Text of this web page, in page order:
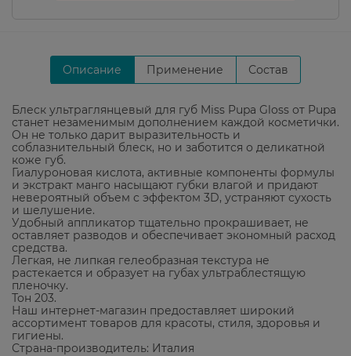
Описание Применение Состав
Блеск ультраглянцевый для губ Miss Pupa Gloss от Pupa
станет незаменимым дополнением каждой косметички.
Он не только дарит выразительность и
соблазнительный блеск, но и заботится о деликатной
коже губ.
Гиалуроновая кислота, активные компоненты формулы
и экстракт манго насыщают губки влагой и придают
невероятный объем с эффектом 3D, устраняют сухость
и шелушение.
Удобный аппликатор тщательно прокрашивает, не
оставляет разводов и обеспечивает экономный расход
средства.
Легкая, не липкая гелеобразная текстура не
растекается и образует на губах ультраблестящую
пленочку.
Тон 203.
Наш интернет-магазин предоставляет широкий
ассортимент товаров для красоты, стиля, здоровья и
гигиены.
Страна-производитель: Италия